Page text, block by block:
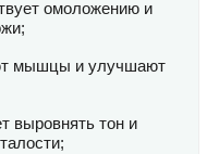
омоложению и
мышцы и улучшают
выровнять тон и